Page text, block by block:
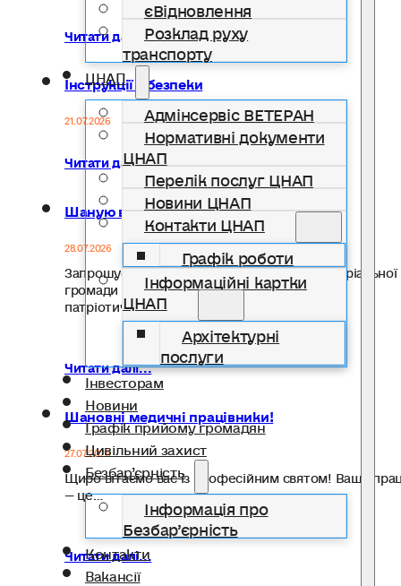
єВідновлення
Розклад руху
транспорту
ЦНАП
Адмінсервіс ВЕТЕРАН
Нормативні документи
ЦНАП
Перелік послуг ЦНАП
Новини ЦНАП
Контакти ЦНАП
Графік роботи
Інформаційні картки
ЦНАП
Архітектурні
послуги
Інвесторам
Новини
Графік прийому громадян
Цивільний захист
Безбар’єрність
Інформація про
Безбар’єрність
Контакти
Вакансії
Читати далі...
Інструкції з безпеки
21.07.2026
Читати далі...
Шаную воїнів, біжу за Героїв України!
28.07.2026
Запрошуємо жителів Солотвинської територіальної
громади долучитися до Всеукраїнського
патріотичного забігу…
Читати далі...
Шановні медичні працівники!
27.07.2026
Щиро вітаємо вас із професійним святом! Ваша
— це…
Читати далі...